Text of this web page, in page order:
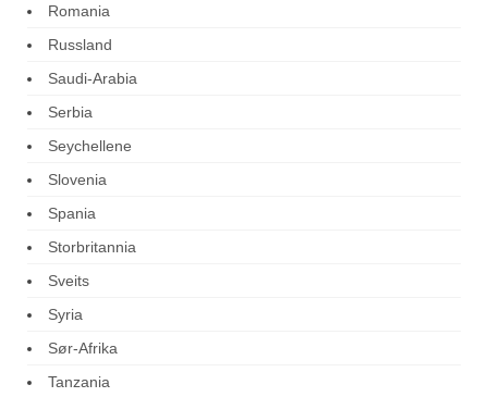
Romania
Russland
Saudi-Arabia
Serbia
Seychellene
Slovenia
Spania
Storbritannia
Sveits
Syria
Sør-Afrika
Tanzania